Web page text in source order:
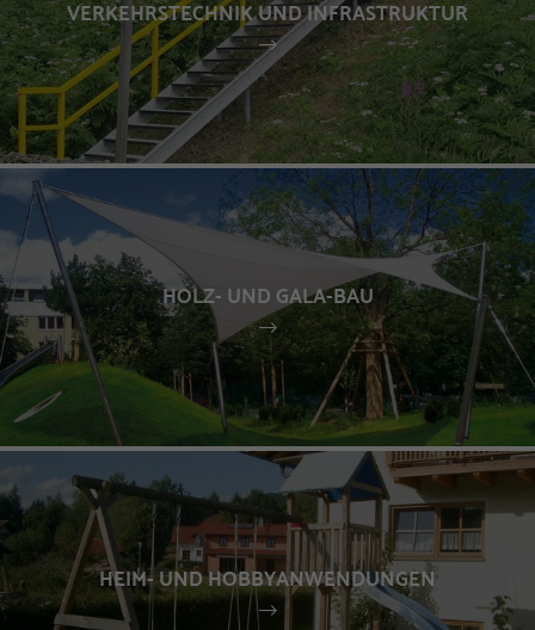
VERKEHRSTECHNIK UND INFRASTRUKTUR
HOLZ- UND GALA-BAU
HEIM- UND HOBBYANWENDUNGEN